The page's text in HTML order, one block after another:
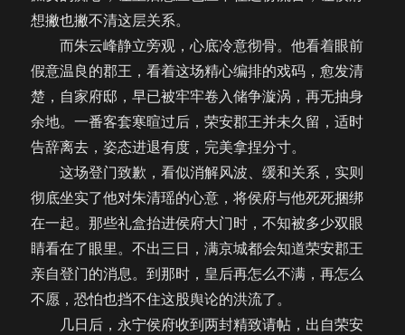
想撇也撇不清这层关系。
而朱云峰静立旁观，心底冷意彻骨。他看着眼前
假意温良的郡王，看着这场精心编排的戏码，愈发清
楚，自家府邸，早已被牢牢卷入储争漩涡，再无抽身
余地。一番客套寒暄过后，荣安郡王并未久留，适时
告辞离去，姿态进退有度，完美拿捏分寸。
这场登门致歉，看似消解风波、缓和关系，实则
彻底坐实了他对朱清瑶的心意，将侯府与他死死捆绑
在一起。那些礼盒抬进侯府大门时，不知被多少双眼
睛看在了眼里。不出三日，满京城都会知道荣安郡王
亲自登门的消息。到那时，皇后再怎么不满，再怎么
不愿，恐怕也挡不住这股舆论的洪流了。
几日后，永宁侯府收到两封精致请帖，出自荣安